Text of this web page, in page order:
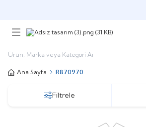
Ana Sayfa R870970
Filtrele